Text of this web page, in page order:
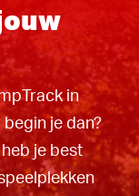
in
je dan?
je best